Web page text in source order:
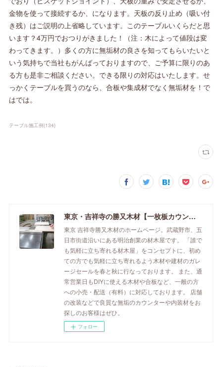
金物を使って接続するか、になります。天板の反り止め（吸い付
き残）はご説明の上省略しています。このテーブルいくらだと思
います？4万円でおつりがきました！（注：木によって値段は変
わってきます。）多くの方に無垢材の良さを知ってもらいたいと
いう気持ちで当社もがんばっておりますので、ご予算に限りのあ
る方も是非ご相談ください。できる限りの対応はいたします。せ
っかくテーブルを買うのなら、合板や集成材でなく無垢材を！で
はでは。
テーブル施工例(134)
東京・吉祥寺の勝又木材【一枚板カウンター】
東京 吉祥寺勝又木材のホームページ。武蔵野市、五
日市街道沿いにある明治創業の材木屋です。 「誰で
も気軽に立ち寄れる材木屋」をコンセプトに、初め
ての方でも気軽に立ち寄れるよう木材や建材のガレ
ージセールを春と秋に行なっております。 また、通
常営業日もDIYに使える木材や合板など、一般の方
への小売・配送（有料）に対応しております。 店舗
の改装などで良質な無垢のカウンターや内装材をお
探しのお客様はぜひ。
フォロー